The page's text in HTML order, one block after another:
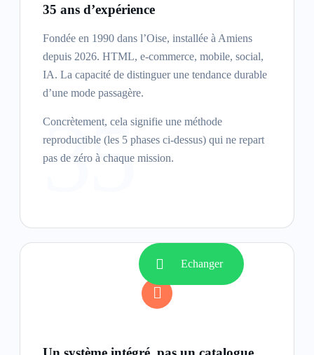
35 ans d’expérience
Fondée en 1990 dans l’Oise, installée à Amiens
depuis 2026. HTML, e-commerce, mobile, social,
IA. La capacité de distinguer une tendance durable
d’une mode passagère.
Concrètement, cela signifie une méthode
reproductible (les 5 phases ci-dessus) qui ne repart
pas de zéro à chaque mission.
35
Echanger